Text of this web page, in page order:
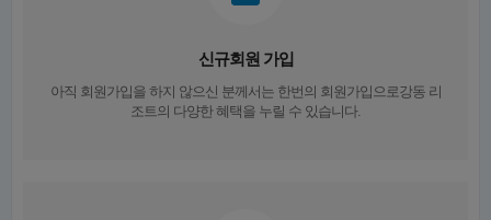
신규회원 가입
아직 회원가입을 하지 않으신 분께서는 한번의 회원가입으로강동 리
조트의 다양한 혜택을 누릴 수 있습니다.